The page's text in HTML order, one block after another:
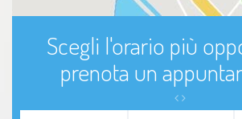
Scegli l'orario più
prenota un